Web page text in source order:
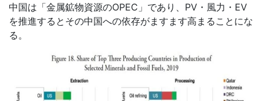
中国は「金属鉱物資源のOPEC 」であり、 PV ・風力・ EV
を推進するとその中国への依存がますます高まることにな
る。